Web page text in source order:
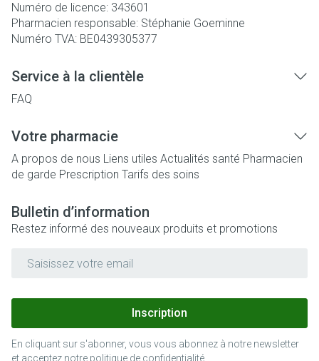
Numéro de licence: 343601
Pharmacien responsable: Stéphanie Goeminne
Numéro TVA: BE0439305377
Service à la clientèle
FAQ
Votre pharmacie
A propos de nous Liens utiles Actualités santé Pharmacien
de garde Prescription Tarifs des soins
Bulletin d’information
Restez informé des nouveaux produits et promotions
Inscription
En cliquant sur s'abonner, vous vous abonnez à notre newsletter
et acceptez notre politique de confidentialité